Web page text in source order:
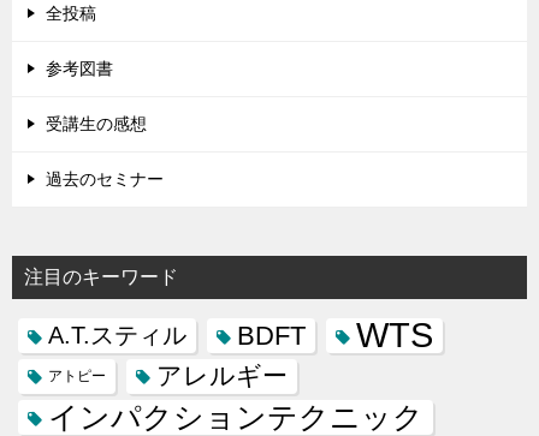
全投稿
参考図書
受講生の感想
過去のセミナー
注目のキーワード
A.T.スティル BDFT WTS
アトピー アレルギー
インパクションテクニック